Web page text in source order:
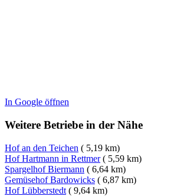
In Google öffnen
Weitere Betriebe in der Nähe
Hof an den Teichen ( 5,19 km)
Hof Hartmann in Rettmer( 5,59 km)
Spargelhof Biermann ( 6,64 km)
Gemüsehof Bardowicks ( 6,87 km)
Hof Lübberstedt ( 9,64 km)